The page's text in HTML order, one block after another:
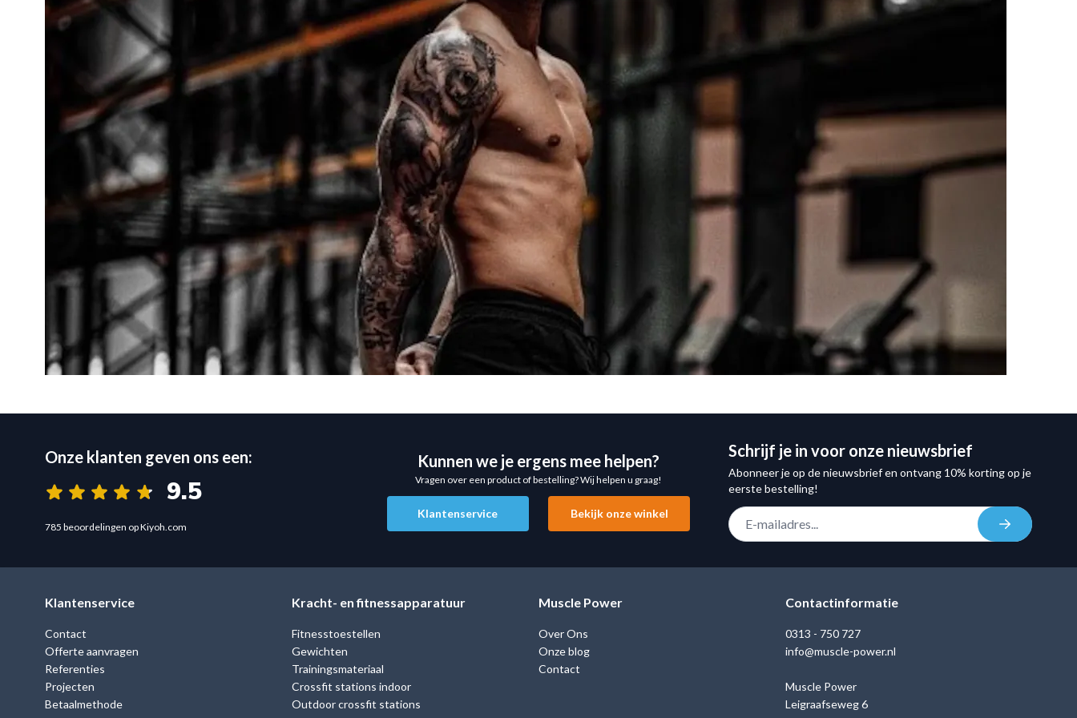
Onze klanten geven ons een:
9.5
785 beoordelingen op Kiyoh.com
Kunnen we je ergens mee helpen?
Vragen over een product of bestelling? Wij helpen u graag!
Klantenservice Bekijk onze winkel
Schrijf je in voor onze nieuwsbrief
Abonneer je op de nieuwsbrief en ontvang 10% korting op je
eerste bestelling!
E-mail adres
Inschrijven
Klantenservice
Contact
Offerte aanvragen
Referenties
Projecten
Betaalmethode
Kracht- en fitnessapparatuur
Fitnesstoestellen
Gewichten
Trainingsmateriaal
Crossfit stations indoor
Outdoor crossfit stations
Muscle Power
Over Ons
Onze blog
Contact
Contactinformatie
0313 - 750 727
info@muscle-power.nl
Muscle Power
Leigraafseweg 6